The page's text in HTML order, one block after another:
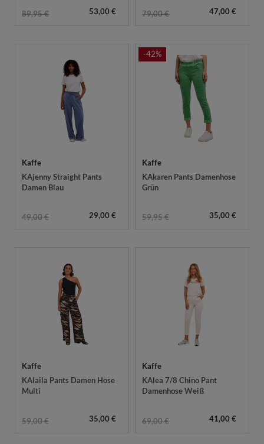
89,95 € 53,00 € 79,00 € 47,00 €
Kaffe
KAjenny Straight Pants
Damen Blau
49,00 € 29,00 €
-42%
Kaffe
KAkaren Pants Damenhose
Grün
59,95 € 35,00 €
Kaffe
KAlaila Pants Damen Hose
Multi
59,00 € 35,00 €
Kaffe
KAlea 7/8 Chino Pant
Damenhose Weiß
69,00 € 41,00 €